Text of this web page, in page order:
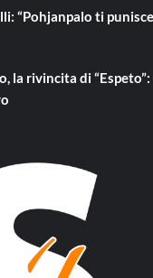
“Pohjanpalo ti
la rivincita di